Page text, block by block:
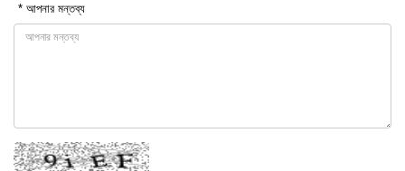
* আপনার মন্তব্য